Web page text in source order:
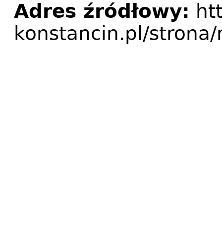
Adres źródłowy:
konstancin.pl/